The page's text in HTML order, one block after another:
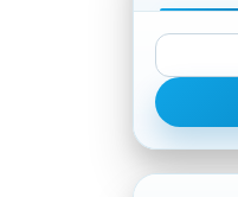
Найти: